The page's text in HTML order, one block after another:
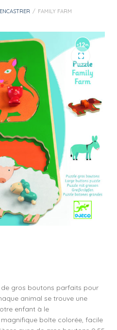
/ FAMILY FARM
gros boutons parfaits pour
animal se trouve une
enfant à le
boîte colorée, facile